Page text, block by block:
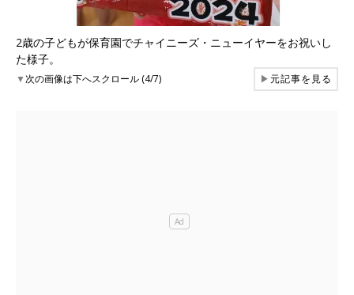
2歳の子どもが保育園でチャイニーズ・ニューイヤーをお祝いし
た様子。
▼次の画像は下へスクロール (4/7) ▶元記事を見る